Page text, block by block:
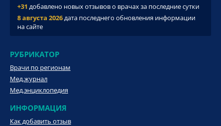
+31 добавлено новых отзывов о врачах за последние сутки
8 августа 2026дата последнего обновления информации
на сайте
РУБРИКАТОР
Врачи по регионам
Мед.журнал
Мед.энциклопедия
ИНФОРМАЦИЯ
Как добавить отзыв